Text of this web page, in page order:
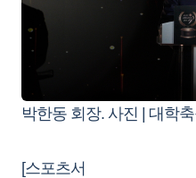
박한동 회장. 사진 | 대학
[스포츠서